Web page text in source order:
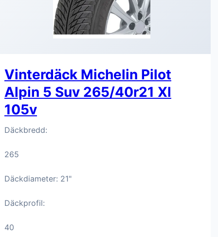
Vinterdäck Michelin Pilot
Alpin 5 Suv 265/40r21 Xl
105v
Däckbredd:
265
Däckdiameter: 21"
Däckprofil:
40